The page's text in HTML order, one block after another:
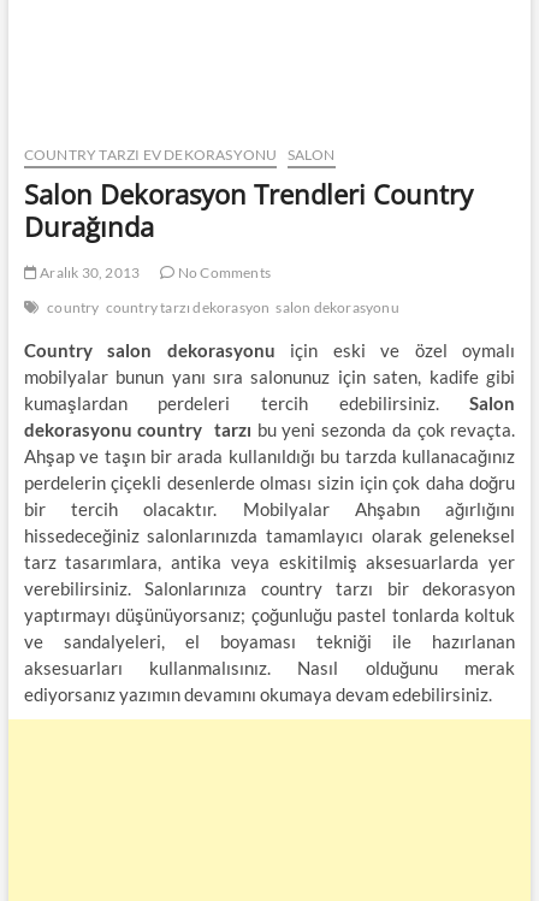
COUNTRY TARZI EV DEKORASYONU SALON
Salon Dekorasyon Trendleri Country
Durağında
Aralık 30, 2013
No Comments
country country tarzı dekorasyon salon dekorasyonu
Country salon dekorasyonu için eski ve özel oymalı
mobilyalar bunun yanı sıra salonunuz için saten, kadife gibi
kumaşlardan perdeleri tercih edebilirsiniz.Salon
dekorasyonu country tarzı bu yeni sezonda da çok revaçta.
Ahşap ve taşın bir arada kullanıldığı bu tarzda kullanacağınız
perdelerin çiçekli desenlerde olması sizin için çok daha doğru
bir tercih olacaktır. Mobilyalar Ahşabın ağırlığını
hissedeceğiniz salonlarınızda tamamlayıcı olarak geleneksel
tarz tasarımlara, antika veya eskitilmiş aksesuarlarda yer
verebilirsiniz. Salonlarınıza country tarzı bir dekorasyon
yaptırmayı düşünüyorsanız; çoğunluğu pastel tonlarda koltuk
ve sandalyeleri, el boyaması tekniği ile hazırlanan
aksesuarları kullanmalısınız. Nasıl olduğunu merak
ediyorsanız yazımın devamını okumaya devam edebilirsiniz.